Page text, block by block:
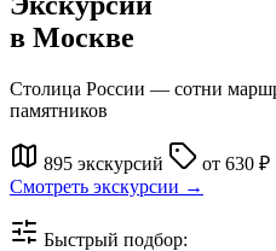
в Москве
Столица России — сотни
памятников
895 экскурсий
от 630 ₽
Смотреть экскурсии →
Быстрый подбор: